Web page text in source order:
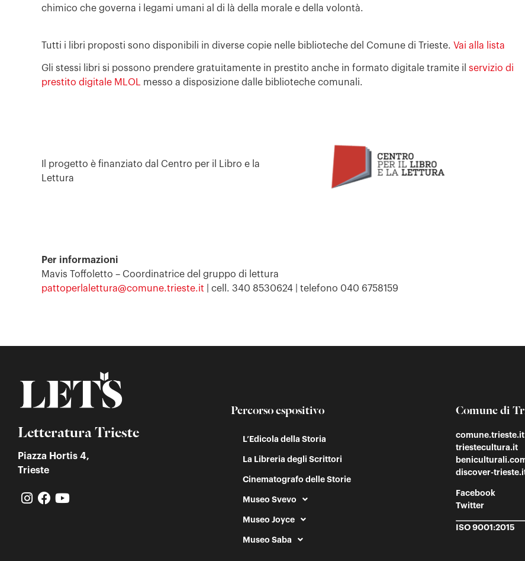
chimico che governa i legami umani al di là della morale e della volontà.
Tutti i libri proposti sono disponibili in diverse copie nelle biblioteche del Comune di Trieste. Vai alla lista
Gli stessi libri si possono prendere gratuitamente in prestito anche in formato digitale tramite il servizio di
prestito digitale MLOL messo a disposizione dalle biblioteche comunali.
Il progetto è finanziato dal Centro per il Libro e la
Lettura
Per informazioni
Mavis Toffoletto – Coordinatrice del gruppo di lettura
pattoperlalettura@comune.trieste.it | cell. 340 8530624 | telefono 040 6758159
Letteratura Trieste
Piazza Hortis 4,
Trieste
Percorso espositivo
L’Edicola della Storia
La Libreria degli Scrittori
Cinematografo delle Storie
Museo Svevo
Museo Joyce
Museo Saba
Comune di
comune.trieste.it
triestecultura.it
discover-
Facebook
Twitter
ISO 9001:2015